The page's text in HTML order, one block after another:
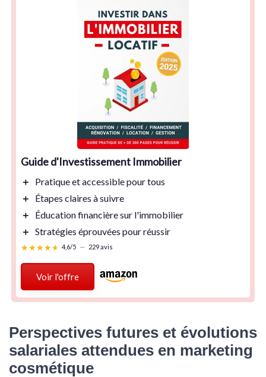
Guide d'Investissement Immobilier
＋ Pratiqueet accessible pour tous
＋
Étapes claires à suivre
＋
Éducation financièresur l'immobilier
＋ Stratégies éprouvées pour réussir
★★★★★
★★★★★ 4,6/5 — 229 avis
Voir l'offre
Perspectives futures et évolutions
salariales attendues en marketing
cosmétique